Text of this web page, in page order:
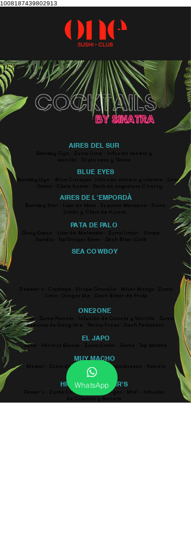
1008187439802913
Bombay Gyn · Zumo Lima · Infusión canela y
vainilla · Triple seco y Tónica
BLUE EYES
Bombay Gyn · Blue Curaçao · Infusión romero y cilantro · Lima ·
Goma · Clara huevo · Dash de angostura Cherry
AIRES DEL SUR
AIRES DE L'EMPORDÀ
Bombay Star · Licor de Mora · Espuma Manzana · Zumo
Limón y Clara de Huevo.
PATA DE PALO
Grey Goose · Licor de Melocotón · Zumo limón · Sirope
Sandía · Top Ginger Beer · Dash Biter Café
SEA COWBOY
Deawar's · Cachaça · Sirope Grosella · Mixer Mango · Zumo
Lima · Ginger Ale · Dash Bitter de Fruta
ONE2ONE
Santa Teresa · Zumo Pomelo · Infusión de Canela y Vainilla · Zumo Lima ·
Espuma de Gengibre · Tónica Fresa · Dash Petazetas
EL JAPO
Sake · Vermut Blanco · Zumo Limón · Goma · Top Matcha
MUY MACHO
Mezcal · Zumo de Lima · Goma · Frambuesas · Pomelo
Rojo · Top Tónica
Dewar's · Zumo Limón · Sirope Ginger · Miel · Infusión
de Cilantro y Romero
HIGHBALL DEWAR'S
WhatsApp